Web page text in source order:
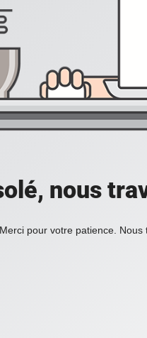
nous
Merci pour votre patience.